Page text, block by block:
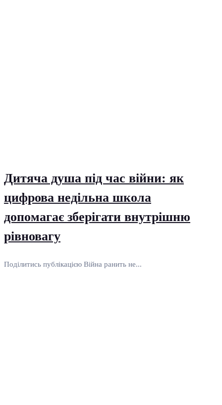
Дитяча душа під час війни: як
цифрова недільна школа
допомагає зберігати внутрішню
рівновагу
Поділитись публікацією Війна ранить не...